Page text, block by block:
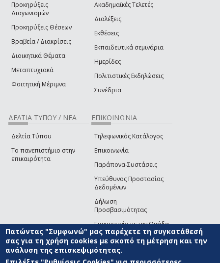
Προκηρύξεις
Διαγωνισμών
Προκηρύξεις Θέσεων
Βραβεία / Διακρίσεις
Διοικητικά Θέματα
Μεταπτυχιακά
Φοιτητική Μέριμνα
Ακαδημαϊκές Τελετές
Διαλέξεις
Εκθέσεις
Εκπαιδευτικά σεμινάρια
Ημερίδες
Πολιτιστικές Εκδηλώσεις
Συνέδρια
ΔΕΛΤΙΑ ΤΥΠΟΥ / ΝΕΑ
Δελτία Τύπου
Το πανεπιστήμιο στην
επικαιρότητα
ΕΠΙΚΟΙΝΩΝΙΑ
Τηλεφωνικός Κατάλογος
Επικοινωνία
Παράπονα-Συστάσεις
Υπεύθυνος Προστασίας
Δεδομένων
Δήλωση
Προσβασιμότητας
Επικοινωνία με την Ομάδα
Ανάπτυξης του site(link sends e-mail)
© ΠΑΝΕΠΙΣΤΗΜΙΟ ΑΙΓΑΙΟΥ ΟΡΟΙ ΧΡΗΣΗΣ
ΑΝΑΠΤΥΞΗΣ
Πατώντας "Συμφωνώ" μας παρέχετε τη συγκατάθεσή
σας για τη χρήση cookies με σκοπό τη μέτρηση και την
ανάλυση της επισκεψιμότητας.